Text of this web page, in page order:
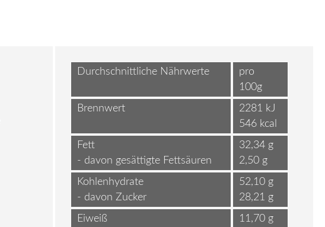
Durchschnittliche Nährwerte
pro
100g
Brennwert
2281 kJ
546 kcal
Fett
- davon gesättigte Fettsäuren
32,34 g
2,50 g
Kohlenhydrate
- davon Zucker
52,10 g
28,21 g
Eiweiß 11,70 g